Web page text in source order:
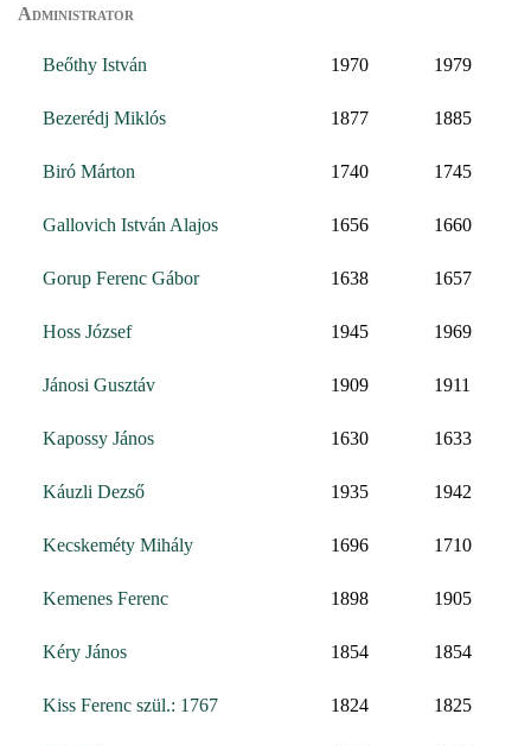
Administrator
Beőthy István 1970 1979
Bezerédj Miklós 1877 1885
Biró Márton 1740 1745
Gallovich István Alajos 1656 1660
Gorup Ferenc Gábor 1638 1657
Hoss József 1945 1969
Jánosi Gusztáv 1909 1911
Kapossy János 1630 1633
Káuzli Dezső 1935 1942
Kecskeméty Mihály 1696 1710
Kemenes Ferenc 1898 1905
Kéry János 1854 1854
Kiss Ferenc szül.: 1767 1824 1825